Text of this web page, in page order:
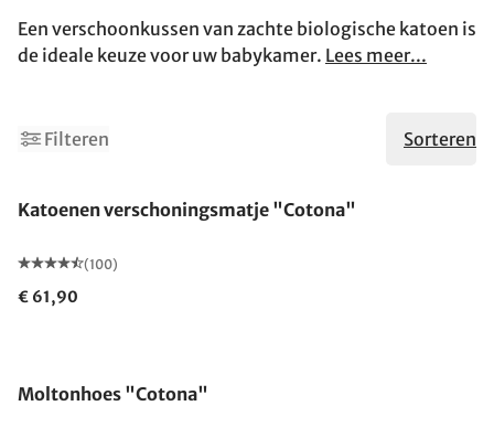
Een verschoonkussen van zachte biologische katoen is
de ideale keuze voor uw babykamer. Lees meer...
Filteren Sorteren
Katoenen verschoningsmatje "Cotona"
(100)
€ 61,90
Moltonhoes "Cotona"